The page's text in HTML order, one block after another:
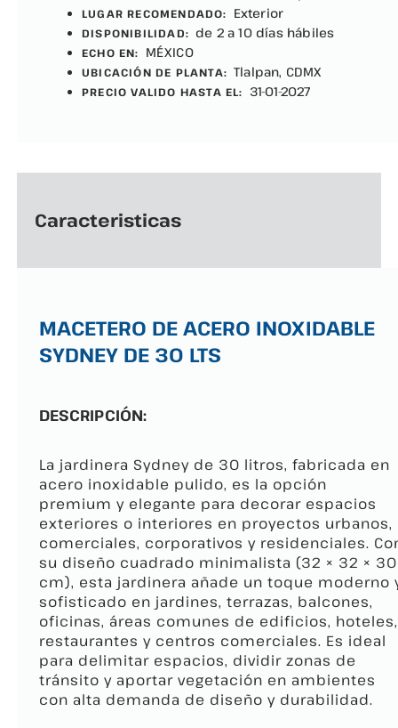
LUGAR RECOMENDADO: Exterior
DISPONIBILIDAD: de 2 a 10 días hábiles
ECHO EN: MÉXICO
UBICACIÓN DE PLANTA: Tlalpan, CDMX
PRECIO VALIDO HASTA EL: 31-01-2027
Caracteristicas
MACETERO DE ACERO INOXIDABLE
SYDNEY DE 30 LTS
DESCRIPCIÓN:
La jardinera Sydney de 30 litros, fabricada en
acero inoxidable pulido, es la opción
premium y elegante para decorar espacios
exteriores o interiores en proyectos urbanos,
comerciales, corporativos y residenciales.
su diseño cuadrado minimalista (32 × 32 × 30
cm), esta jardinera añade un toque moderno
sofisticado en jardines, terrazas, balcones,
oficinas, áreas comunes de edificios, hoteles,
restaurantes y centros comerciales. Es ideal
para delimitar espacios, dividir zonas de
tránsito y aportar vegetación en ambientes
con alta demanda de diseño y durabilidad.​